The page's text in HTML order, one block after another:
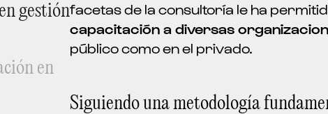
gestión
en
facetas de la consultoría le ha
capacitación a diversas
público como en el privado.
Siguiendo una metodología